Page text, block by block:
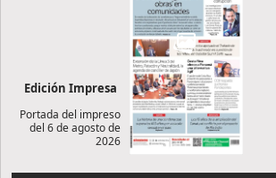
Edición Impresa
Portada del impreso
del 6 de agosto de
2026